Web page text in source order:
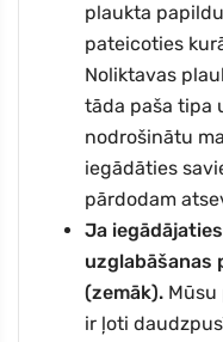
plaukta
pateicoties
Noliktavas
tāda paša tipa
nodrošinātu
iegādāties
pārdodam
Ja
uzglabāšanas
(zemāk).
ir ļoti